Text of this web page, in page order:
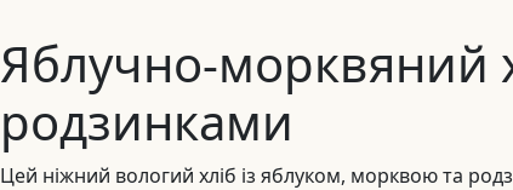
Яблучно-морквяний
родзинками
Цей ніжний вологий хліб із яблуком, морквою та